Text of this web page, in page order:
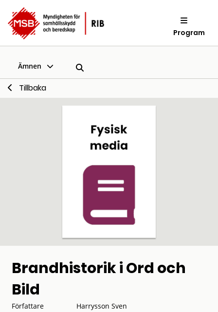
Program
Ämnen
Tillbaka
Brandhistorik i Ord och
Bild
Författare
Harrysson Sven